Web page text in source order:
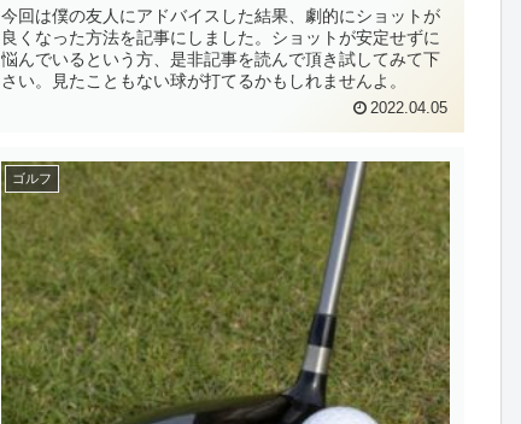
今回は僕の友人にアドバイスした結果、劇的にショットが
良くなった方法を記事にしました。ショットが安定せずに
悩んでいるという方、是非記事を読んで頂き試してみて下
さい。見たこともない球が打てるかもしれませんよ。
2022.04.05
ゴルフ